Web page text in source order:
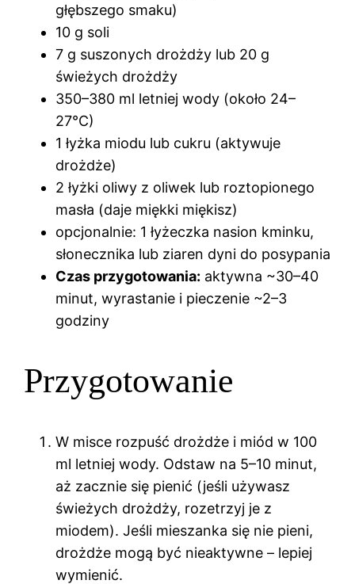
głębszego smaku)
10 g soli
7 g suszonych drożdży lub 20 g
świeżych drożdży
350–380 ml letniej wody (około 24–
27°C)
1 łyżka miodu lub cukru (aktywuje
drożdże)
2 łyżki oliwy z oliwek lub roztopionego
masła (daje miękki miękisz)
opcjonalnie: 1 łyżeczka nasion kminku,
słonecznika lub ziaren dyni do posypania
Czas przygotowania: aktywna ~30–40
minut, wyrastanie i pieczenie ~2–3
godziny
Przygotowanie
W misce rozpuść drożdże i miód w 100
ml letniej wody. Odstaw na 5–10 minut,
aż zacznie się pienić (jeśli używasz
świeżych drożdży, rozetrzyj je z
miodem). Jeśli mieszanka się nie pieni,
drożdże mogą być nieaktywne – lepiej
wymienić.